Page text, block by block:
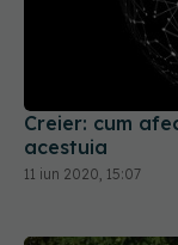
Creier: cum
acestuia
11 iun 2020, 15:07